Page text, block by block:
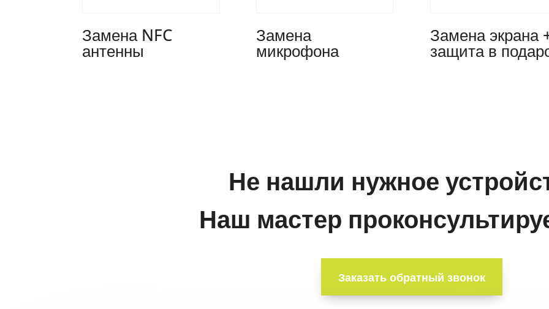
Замена NFC
антенны
Замена
микрофона
Замена экрана
защита в
Не нашли нужное
Наш мастер
Заказать обратный звонок